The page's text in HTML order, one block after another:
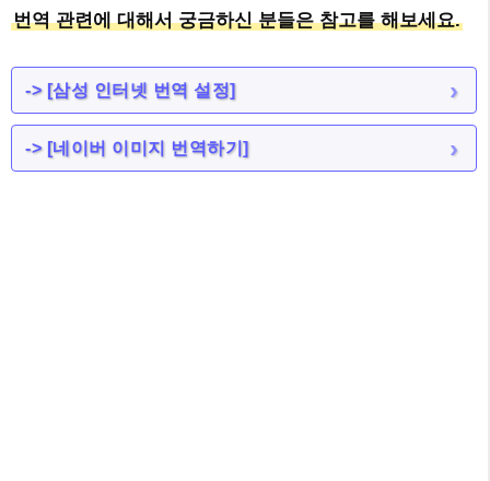
번역 관련에 대해서 궁금하신 분들은 참고를 해보세요.
-> [삼성 인터넷 번역 설정]
-> [네이버 이미지 번역하기]